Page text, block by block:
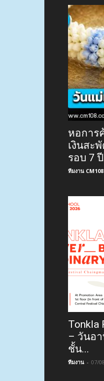
หอการ
เงินสะ
รอบ 7 ปี
ทีมงาน
Tonkla
– วันอ
ชั้น...
ทีมงาน - 07/